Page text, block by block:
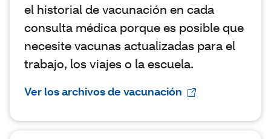
el historial de vacunación en cada
consulta médica porque es posible que
necesite vacunas actualizadas para el
trabajo, los viajes o la escuela.
Ver los archivos de vacunación